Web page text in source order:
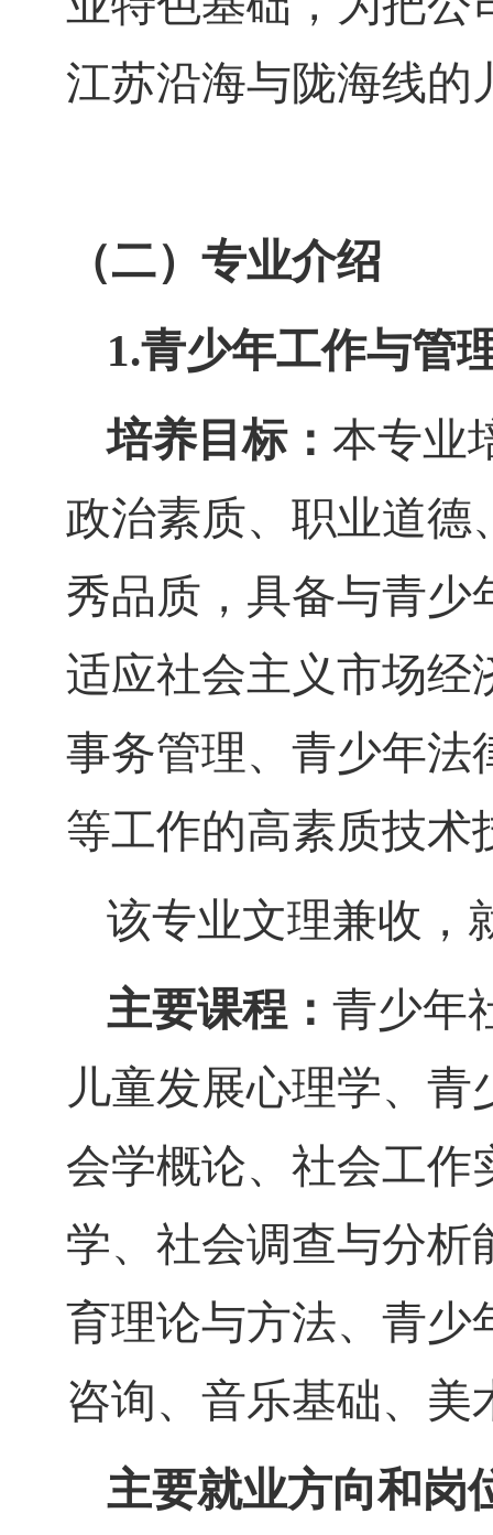
江苏沿海与陇海线的
（二）专业介绍
1.青少年工作与管
培养目标： 本专业
政治素质、职业道德
秀品质 ，具备与青
适应社会主义市场经
事务管理、青少年法
等工作的高素质技术
该专业文理兼收，
主要课程： 青少年
儿童发展心理学、
会学概论、 社会工作
学、 社会调查与分析
育理论与方法、 青少
咨询、 音乐基础、 美
主要就业方向和岗